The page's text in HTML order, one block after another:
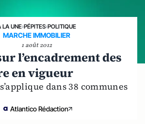
LA UNE›PÉPITES›POLITIQUE
MARCHE IMMOBILIER
1 août 2012
l’encadrement des
en vigueur
dans 38 communes
Atlantico Rédaction